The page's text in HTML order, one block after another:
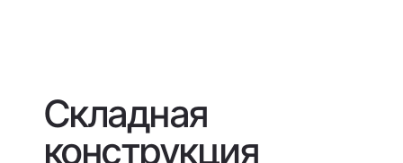
Складная
конструкция